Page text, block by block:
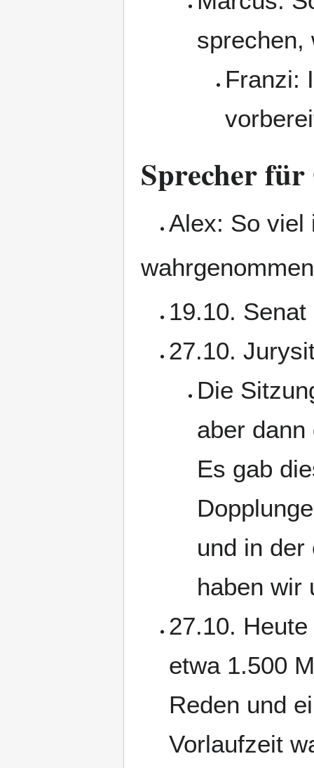
sprechen,
Franzi:
Sprecher
Alex: So viel
19.10. Senat
27.10.
Die
aber
Es gab
und in der
haben wir
27.10.
etwa 1.500
Reden und
Vorlaufzeit